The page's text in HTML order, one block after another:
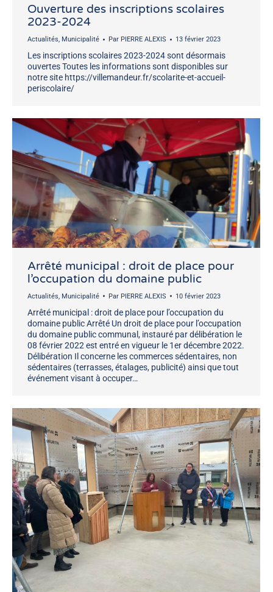
Ouverture des inscriptions scolaires
2023-2024
Actualités, Municipalité Par PIERRE ALEXIS 13 février 2023
Les inscriptions scolaires 2023-2024 sont désormais
ouvertes Toutes les informations sont disponibles sur
notre site https://villemandeur.fr/scolarite-et-accueil-
periscolaire/
Arrêté municipal : droit de place pour
l’occupation du domaine public
Actualités, Municipalité Par PIERRE ALEXIS 10 février 2023
Arrêté municipal : droit de place pour l’occupation du
domaine public Arrêté Un droit de place pour l’occupation
du domaine public communal, instauré par délibération le
08 février 2022 est entré en vigueur le 1er décembre 2022.
Délibération Il concerne les commerces sédentaires, non
sédentaires (terrasses, étalages, publicité) ainsi que tout
événement visant à occuper…